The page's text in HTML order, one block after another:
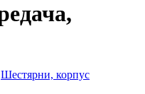
Шестярни, корпус